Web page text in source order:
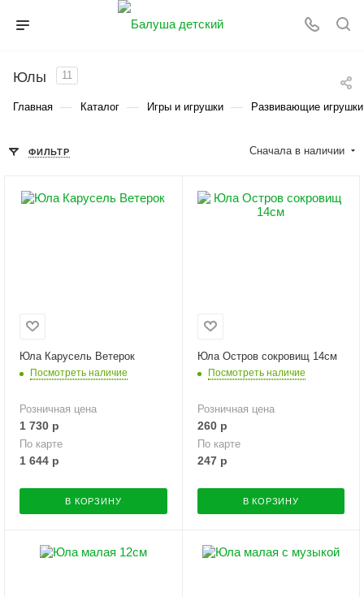
Юлы 11
Главная — Каталог — Игры и игрушки — Развивающие игрушки
ФИЛЬТР Сначала в наличии
Юла Карусель Ветерок
Посмотреть наличие
Розничная цена
1 730 р
По карте
1 644 р
В КОРЗИНУ
Юла Остров сокровищ 14см
Посмотреть наличие
Розничная цена
260р
По карте
247р
В КОРЗИНУ